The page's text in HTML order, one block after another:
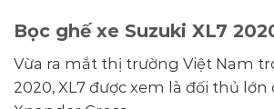
Bọc ghế xe Suzuki XL7
Vừa ra mắt thị trường Việt Nam
2020, XL7 được xem là đối thủ lớn